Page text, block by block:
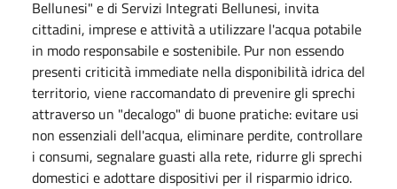
Bellunesi" e di Servizi Integrati Bellunesi, invita
cittadini, imprese e attività a utilizzare l'acqua potabile
in modo responsabile e sostenibile. Pur non essendo
presenti criticità immediate nella disponibilità idrica del
territorio, viene raccomandato di prevenire gli sprechi
attraverso un "decalogo" di buone pratiche: evitare usi
non essenziali dell'acqua, eliminare perdite, controllare
i consumi, segnalare guasti alla rete, ridurre gli sprechi
domestici e adottare dispositivi per il risparmio idrico.